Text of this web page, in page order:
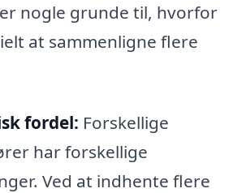
nogle grunde til, hvorfor
at sammenligne flere
fordel: Forskellige
har forskellige
Ved at indhente flere